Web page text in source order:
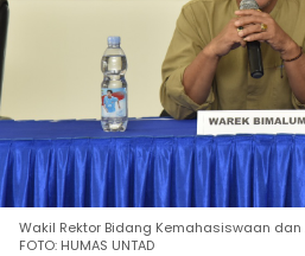
Wakil Rektor Bidang Kemahasiswaan dan
FOTO: HUMAS UNTAD